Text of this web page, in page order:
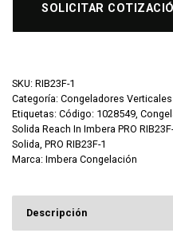
SOLICITAR
SKU: RIB23F-1
Categoría: Congeladores
Etiquetas: Código: 1028549
Solida Reach In Imbera PRO
Solida PRO RIB23F-1
Marca: Imbera Congelación
Descripción